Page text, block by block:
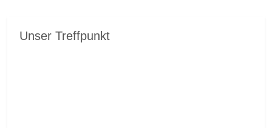
Unser Treffpunkt